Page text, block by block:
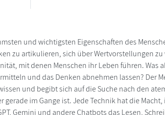
und wichtigsten Eigenschaften des
zu artikulieren, sich über Wertvorstellungen
mit denen Menschen ihr Leben führen. Was
und das Denken abnehmen lassen? Der
und begibt sich auf die Suche nach den
im Gange ist. Jede Technik hat die
Gemini und andere Chatbots das Lesen,